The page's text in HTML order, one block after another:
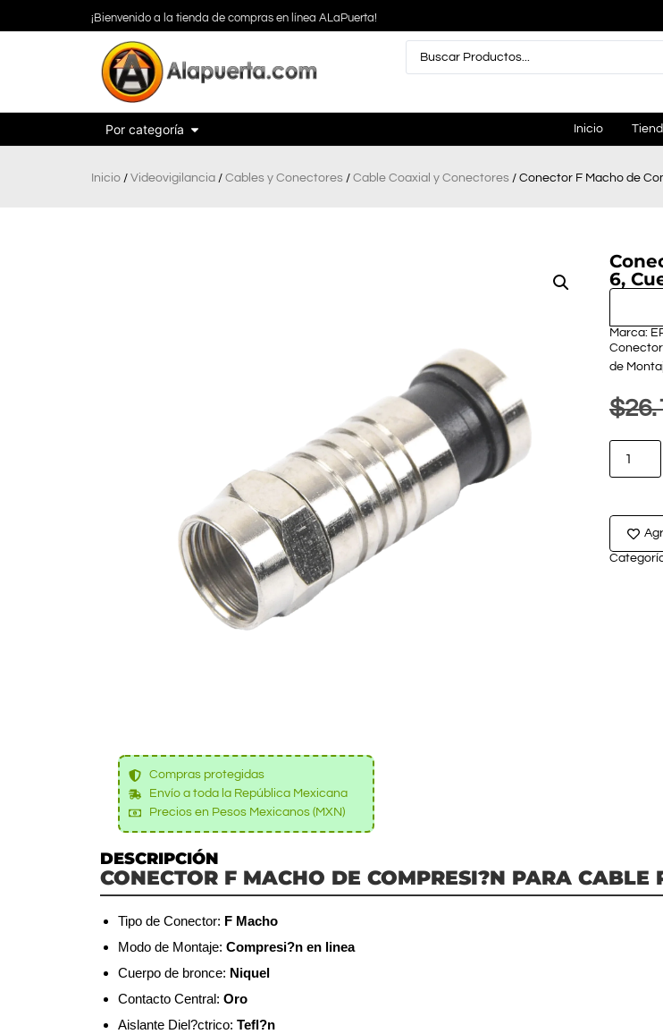
¡Bienvenido a la tienda de compras en línea ALaPuerta!
Por categoría Inicio
Inicio / Videovigilancia / Cables y Conectores / Cable Coaxial y Conectores / Conector F Macho de
Compras protegidas
Envío a toda la República Mexicana
Precios en Pesos Mexicanos (MXN)
6,
Marca:
Conector
de
$
DESCRIPCIÓN
CONECTOR F MACHO DE COMPRESI?N PARA CABLE
Tipo de Conector: F Macho
Modo de Montaje: Compresi?n en linea
Cuerpo de bronce: Niquel
Contacto Central: Oro
Aislante Diel?ctrico: Tefl?n